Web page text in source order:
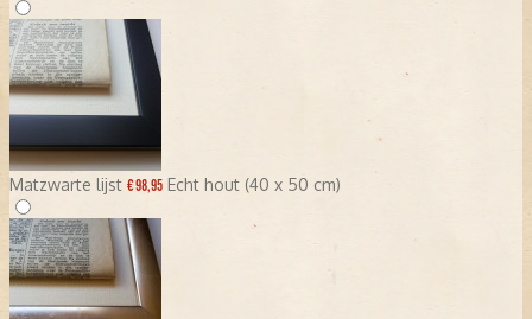
Matzwarte lijst € 98,95 Echt hout (40 x 50 cm)